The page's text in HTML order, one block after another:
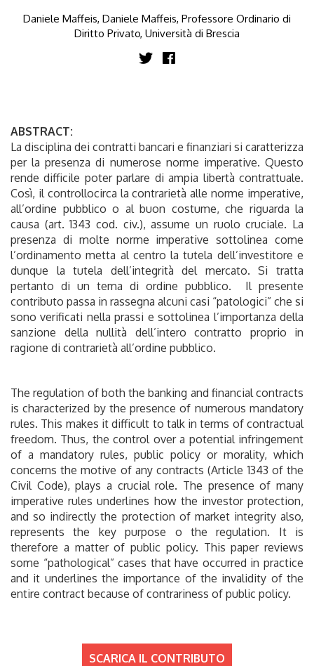
Daniele Maffeis, Daniele Maffeis, Professore Ordinario di
Diritto Privato, Università di Brescia
ABSTRACT:
La disciplina dei contratti bancari e finanziari si caratterizza
per la presenza di numerose norme imperative. Questo
rende difficile poter parlare di ampia libertà contrattuale.
Così, il controllocirca la contrarietà alle norme imperative,
all’ordine pubblico o al buon costume, che riguarda la
causa (art. 1343 cod. civ.), assume un ruolo cruciale. La
presenza di molte norme imperative sottolinea come
l’ordinamento metta al centro la tutela dell’investitore e
dunque la tutela dell’integrità del mercato. Si tratta
pertanto di un tema di ordine pubblico. Il presente
contributo passa in rassegna alcuni casi “patologici” che si
sono verificati nella prassi e sottolinea l’importanza della
sanzione della nullità dell’intero contratto proprio in
ragione di contrarietà all’ordine pubblico.
The regulation of both the banking and financial contracts
is characterized by the presence of numerous mandatory
rules. This makes it difficult to talk in terms of contractual
freedom. Thus, the control over a potential infringement
of a mandatory rules, public policy or morality, which
concerns the motive of any contracts (Article 1343 of the
Civil Code), plays a crucial role. The presence of many
imperative rules underlines how the investor protection,
and so indirectly the protection of market integrity also,
represents the key purpose o the regulation. It is
therefore a matter of public policy. This paper reviews
some “pathological” cases that have occurred in practice
and it underlines the importance of the invalidity of the
entire contract because of contrariness of public policy.
SCARICA IL CONTRIBUTO